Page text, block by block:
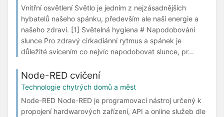
Vnitřní osvětlení Světlo je jedním z nejzásadnějších
hybatelů našeho spánku, především ale naší energie a
našeho zdraví. [1] Světelná hygiena # Napodobování
slunce Pro zdravý cirkadiánní rytmus a spánek je
důležité svícením co nejvíc napodobovat slunce, pr...
Node-RED cvičení
Technologie chytrých domů a měst
Node-RED Node-RED je programovací nástroj určený k
propojení hardwarových zařízení, API a online služeb dle